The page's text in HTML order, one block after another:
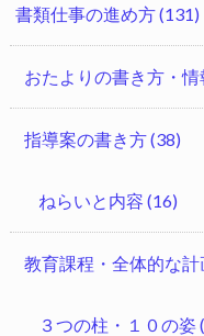
書類仕事の進め方(131)
おたよりの書き方・
指導案の書き方(38)
ねらいと内容 (16)
教育課程・全体的な計
３つの柱・１０の姿